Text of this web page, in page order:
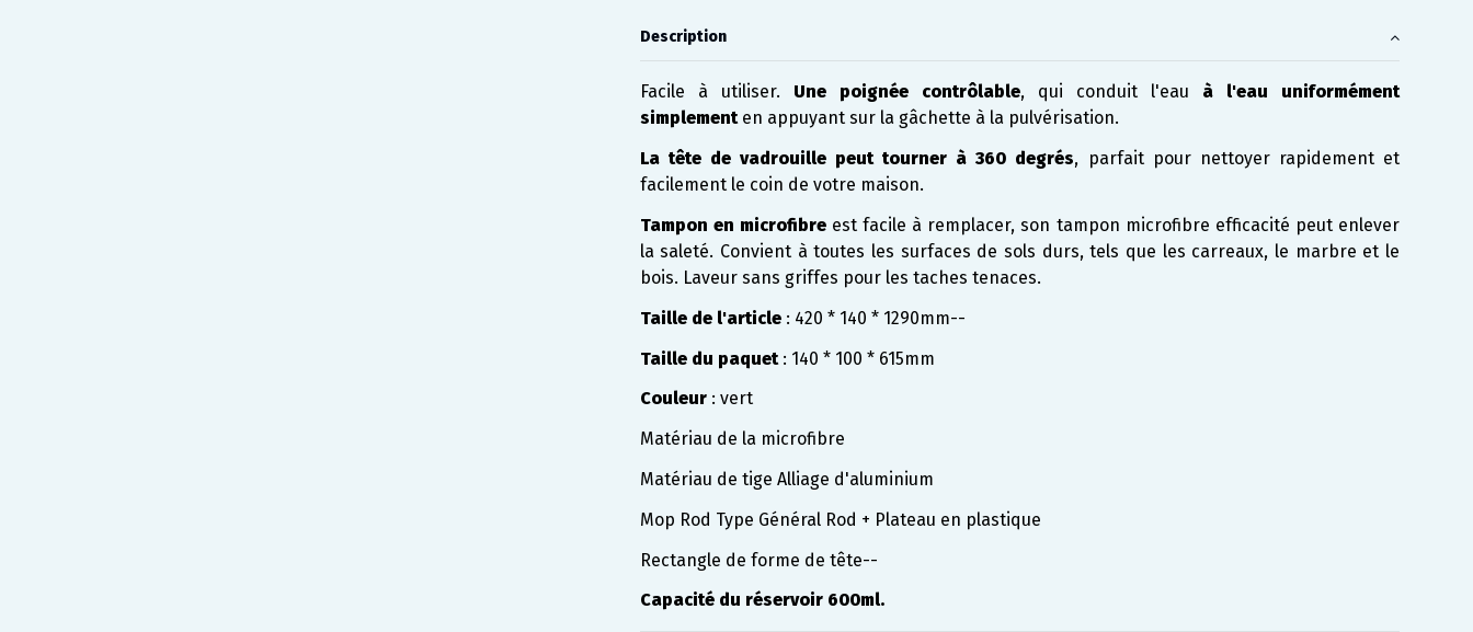
Description
Facile à utiliser. Une poignée contrôlable, qui conduit l'eau à l'eau uniformément
simplementen appuyant sur la gâchette à la pulvérisation.
La tête de vadrouille peut tourner à 360 degrés, parfait pour nettoyer rapidement et
facilement le coin de votre maison.
Tampon en microfibreest facile à remplacer, son tampon microfibre efficacité peut enlever
la saleté. Convient à toutes les surfaces de sols durs, tels que les carreaux, le marbre et le
bois. Laveur sans griffes pour les taches tenaces.
Taille de l'article: 420 * 140 * 1290mm--
Taille du paquet: 140 * 100 * 615mm
Couleur: vert
Matériau de la microfibre
Matériau de tige Alliage d'aluminium
Mop Rod Type Général Rod + Plateau en plastique
Rectangle de forme de tête--
Capacité du réservoir 600ml.